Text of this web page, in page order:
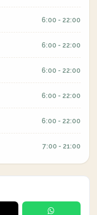
6:00 - 22:00
6:00 - 22:00
6:00 - 22:00
6:00 - 22:00
6:00 - 22:00
7:00 - 21:00